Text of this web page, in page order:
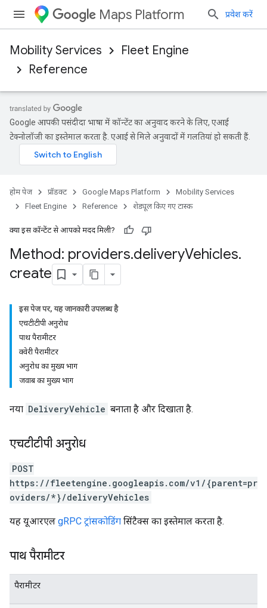
Maps Platform प्रवेश करें
Mobility Services
Fleet Engine
Reference
Google आपकी पसंदीदा भाषा में कॉन्टेंट का अनुवाद करने के लिए, एआई
टेक्नोलॉजी का इस्तेमाल करता है. एआई से मिले अनुवादों में गलतियां हो सकती हैं.
होम पेज प्रॉडक्ट Google Maps Platform
Mobility Services
Fleet Engine
Reference शेड्यूल किए गए टास्क
क्या इस कॉन्टेंट से आपको मदद मिली?
Method: providers.deliveryVehicles.
create
इस पेज पर, यह जानकारी उपलब्ध है
एचटीटीपी अनुरोध
पाथ पैरामीटर
क्वेरी पैरामीटर
अनुरोध का मुख्य भाग
जवाब का मुख्य भाग
नया DeliveryVehicle बनाता है और दिखाता है.
एचटीटीपी अनुरोध
POST
https://fleetengine.googleapis.com/v1/{parent=pr
oviders/*}/deliveryVehicles
यह यूआरएल gRPC ट्रांसकोडिंग सिंटैक्स का इस्तेमाल करता है.
पाथ पैरामीटर
पैरामीटर